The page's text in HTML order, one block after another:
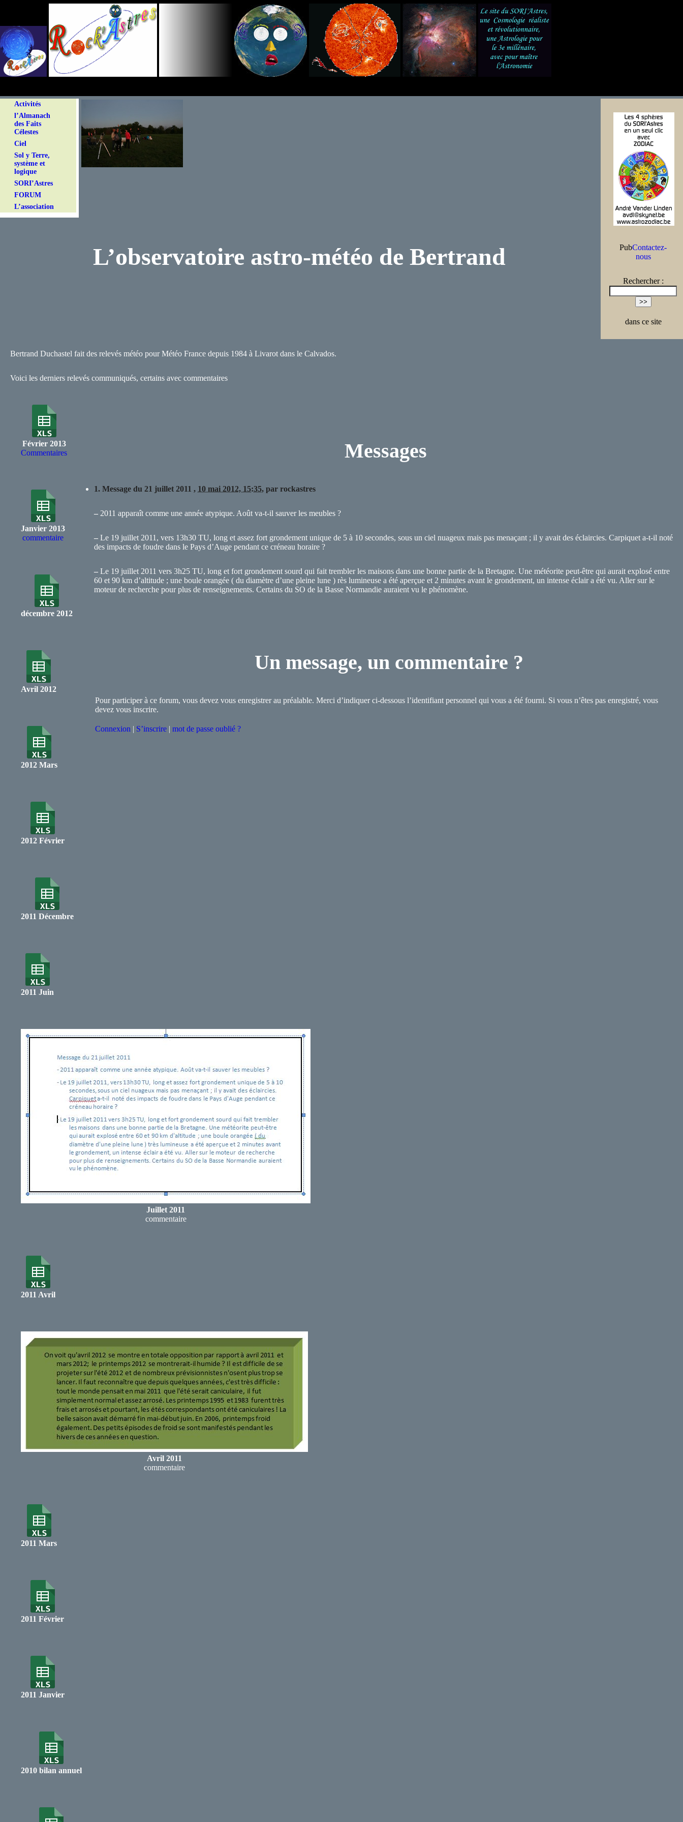
Activités
l’Almanach
des Faits
Célestes
Ciel
Sol y Terre,
système et
logique
SORI’Astres
FORUM
L’association
PubContactez-
nous
Rechercher :
dans ce site
L’observatoire astro-météo de Bertrand
Bertrand Duchastel fait des relevés météo pour Météo France depuis 1984 à Livarot dans le Calvados.
Voici les derniers relevés communiqués, certains avec commentaires
Février 2013
Commentaires
Janvier 2013
commentaire
décembre 2012
Avril 2012
2012 Mars
2012 Février
2011 Décembre
2011 Juin
Juillet 2011
commentaire
2011 Avril
Avril 2011
commentaire
2011 Mars
2011 Février
2011 Janvier
2010 bilan annuel
Messages
1. Message du 21 juillet 2011 , 10 mai 2012, 15:35, par rockastres
– 2011 apparaît comme une année atypique. Août va-t-il sauver les meubles ?
– Le 19 juillet 2011, vers 13h30 TU, long et assez fort grondement unique de 5 à 10 secondes, sous un ciel nuageux mais pas menaçant ; il y avait des éclaircies. Carpiquet a-t-il noté
des impacts de foudre dans le Pays d’Auge pendant ce créneau horaire ?
– Le 19 juillet 2011 vers 3h25 TU, long et fort grondement sourd qui fait trembler les maisons dans une bonne partie de la Bretagne. Une météorite peut-être qui aurait explosé entre
60 et 90 km d’altitude ; une boule orangée ( du diamètre d’une pleine lune ) rès lumineuse a été aperçue et 2 minutes avant le grondement, un intense éclair a été vu. Aller sur le
moteur de recherche pour plus de renseignements. Certains du SO de la Basse Normandie auraient vu le phénomène.
Un message, un commentaire ?
Pour participer à ce forum, vous devez vous enregistrer au préalable. Merci d’indiquer ci-dessous l’identifiant personnel qui vous a été fourni. Si vous n’êtes pas enregistré, vous
devez vous inscrire.
Connexion | S’inscrire | mot de passe oublié ?
Panneau de gestion des cookies